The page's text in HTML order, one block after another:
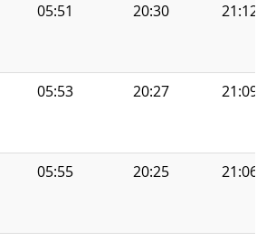
05:51 20:30 21:12
05:53 20:27 21:09
05:55 20:25 21:06